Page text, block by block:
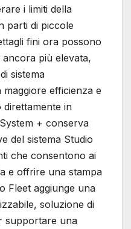
i limiti della
parti di piccole
fini ora possono
più elevata,
sistema
efficienza e
in
+ conserva
del sistema Studio
che consentono ai
e offrire una stampa
Fleet aggiunge una
soluzione di
supportare una